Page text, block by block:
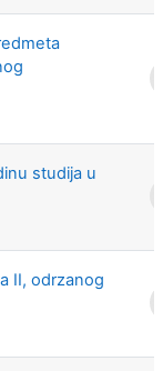
studija u
II, odrzanog